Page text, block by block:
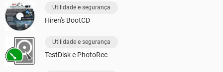
Utilidade e segurança
Hiren's BootCD
Utilidade e segurança
TestDisk e PhotoRec